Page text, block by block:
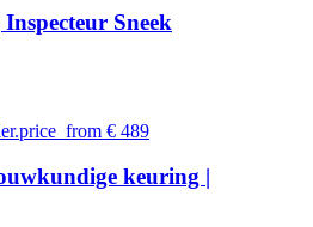
Sneek
€ 489
keuring |